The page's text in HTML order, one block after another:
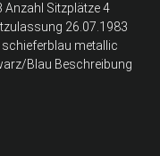
Sitzplätze 4
26.07.1983
schieferblau metallic
Blau Beschreibung